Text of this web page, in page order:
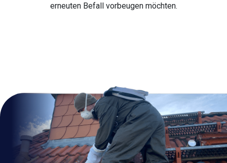
erneuten Befall vorbeugen möchten.